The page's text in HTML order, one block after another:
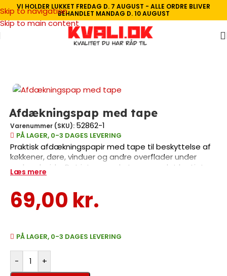
Skip to navigation
Skip to main content
VI HOLDER LUKKET FREDAG D. 7 AUGUST - ALLE ORDRE BLIVER
BEHANDLET MANDAG D. 10 AUGUST
Afdækning /Tape
Afdækningspap med tape
Varenummer (SKU): 52862-1
PÅ LAGER, 0-3 DAGES LEVERING
Praktisk afdækningspapir med tape til beskyttelse af
køkkener, døre, vinduer og andre overflader under
malerarbejde. Det integrerede tape gør det hurtigt og
enkelt at afdække uden behov for separat tape.
malerprojekter.
Læs mere
69,00 kr.
PÅ LAGER, 0-3 DAGES LEVERING
- +